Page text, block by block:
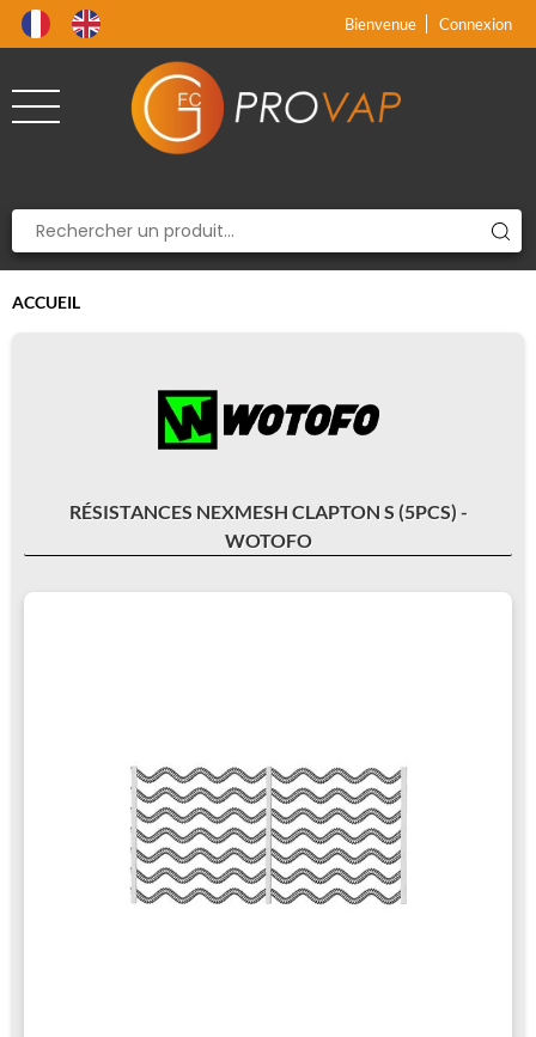
Bienvenue Connexion
ACCUEIL
RÉSISTANCES NEXMESH CLAPTON S (5PCS) -
WOTOFO
x
x